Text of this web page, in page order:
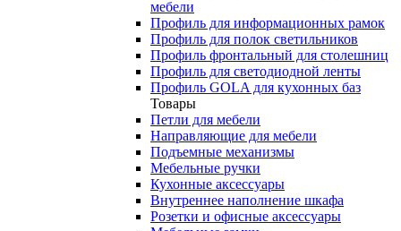
мебели
Профиль для информационных рамок
Профиль для полок светильников
Профиль фронтальный для столешниц
Профиль для светодиодной ленты
Профиль GOLA для кухонных баз
Товары
Петли для мебели
Направляющие для мебели
Подъемные механизмы
Мебельные ручки
Кухонные аксессуары
Внутреннее наполнение шкафа
Розетки и офисные аксессуары